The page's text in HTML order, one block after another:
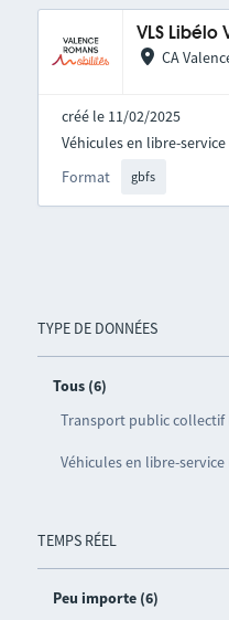
TYPE DE DONNÉES
Tous (6)
Transport public collectif
Véhicules en libre-service
TEMPS RÉEL
Peu importe (6)
VLS Libélo
CA
créé le 11/02/2025
Format gbfs
Véhicules en libre-service